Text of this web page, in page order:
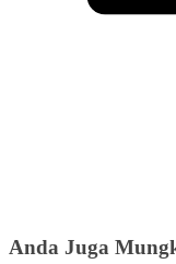
Anda Juga